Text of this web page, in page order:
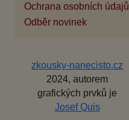
Ochrana osobních údajů
Odběr novinek
zkousky-nanecisto.cz
2024, autorem
grafických prvků je
Josef Quis